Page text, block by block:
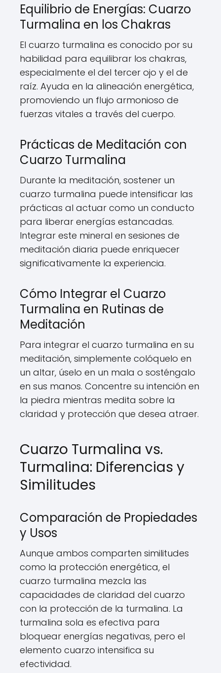
Equilibrio de Energías: Cuarzo
Turmalina en los Chakras
El cuarzo turmalina es conocido por su
habilidad para equilibrar los chakras,
especialmente el del tercer ojo y el de
raíz. Ayuda en la alineación energética,
promoviendo un flujo armonioso de
fuerzas vitales a través del cuerpo.
Prácticas de Meditación con
Cuarzo Turmalina
Durante la meditación, sostener un
cuarzo turmalina puede intensificar las
prácticas al actuar como un conducto
para liberar energías estancadas.
Integrar este mineral en sesiones de
meditación diaria puede enriquecer
significativamente la experiencia.
Cómo Integrar el Cuarzo
Turmalina en Rutinas de
Meditación
Para integrar el cuarzo turmalina en su
meditación, simplemente colóquelo en
un altar, úselo en un mala o sosténgalo
en sus manos. Concentre su intención en
la piedra mientras medita sobre la
claridad y protección que desea atraer.
Cuarzo Turmalina vs.
Turmalina: Diferencias y
Similitudes
Comparación de Propiedades
y Usos
Aunque ambos comparten similitudes
como la protección energética, el
cuarzo turmalina mezcla las
capacidades de claridad del cuarzo
con la protección de la turmalina. La
turmalina sola es efectiva para
bloquear energías negativas, pero el
elemento cuarzo intensifica su
efectividad.